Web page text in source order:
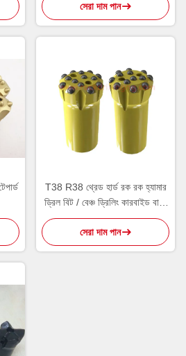
সেরা দাম পান
T38 R38 থ্রেড হার্ড রক রক হ্যামার
ড্রিল বিট / বেঞ্চ ড্রিলিং কারবাইড বাটন
বিট বিট
সেরা দাম পান